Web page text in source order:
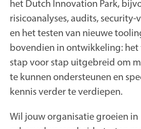
het Dutch Innovation Park,
risicoanalyses, audits,
en het testen van nieuwe
bovendien in ontwikkeling:
stap voor stap uitgebreid om
te kunnen ondersteunen en
kennis verder te verdiepen.
Wil jouw organisatie groeien in